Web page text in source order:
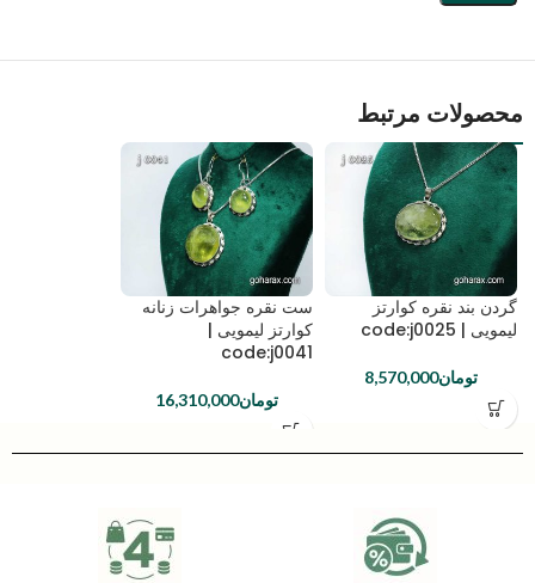
محصولات مرتبط
گردن بند نقره کوارتز
لیمویی | code:j0025
تومان8,570,000
ست نقره جواهرات زنانه
کوارتز لیمویی |
code:j0041
تومان16,310,000